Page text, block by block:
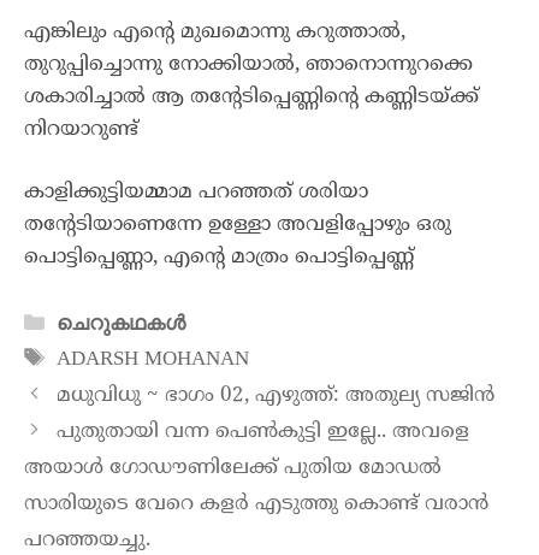
എങ്കിലും എന്റെ മുഖമൊന്നു കറുത്താൽ,
തുറുപ്പിച്ചൊന്നു നോക്കിയാൽ, ഞാനൊന്നുറക്കെ
ശകാരിച്ചാൽ ആ തന്റേടിപ്പെണ്ണിന്റെ കണ്ണിടയ്ക്ക്
നിറയാറുണ്ട്
കാളിക്കുട്ടിയമ്മാമ പറഞ്ഞത് ശരിയാ
തന്റേടിയാണെന്നേ ഉള്ളോ അവളിപ്പോഴും ഒരു
പൊട്ടിപ്പെണ്ണാ, എന്റെ മാത്രം പൊട്ടിപ്പെണ്ണ്
ചെറുകഥകൾ
ADARSH MOHANAN
മധുവിധു ~ ഭാഗം 02, എഴുത്ത്: അതുല്യ സജിൻ
പുതുതായി വന്ന പെൺകുട്ടി ഇല്ലേ.. അവളെ
അയാൾ ഗോഡൗണിലേക്ക് പുതിയ മോഡൽ
സാരിയുടെ വേറെ കളർ എടുത്തു കൊണ്ട് വരാൻ
പറഞ്ഞയച്ചു.